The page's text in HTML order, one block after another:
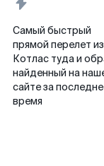
Самый быстрый
прямой перелет из
Котлас туда и
найденный на
сайте за
время